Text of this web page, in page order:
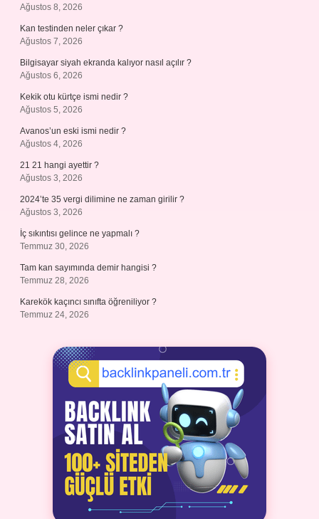
Ağustos 8, 2026
Kan testinden neler çıkar ?
Ağustos 7, 2026
Bilgisayar siyah ekranda kalıyor nasıl açılır ?
Ağustos 6, 2026
Kekik otu kürtçe ismi nedir ?
Ağustos 5, 2026
Avanos’un eski ismi nedir ?
Ağustos 4, 2026
21 21 hangi ayettir ?
Ağustos 3, 2026
2024’te 35 vergi dilimine ne zaman girilir ?
Ağustos 3, 2026
İç sıkıntısı gelince ne yapmalı ?
Temmuz 30, 2026
Tam kan sayımında demir hangisi ?
Temmuz 28, 2026
Karekök kaçıncı sınıfta öğreniliyor ?
Temmuz 24, 2026